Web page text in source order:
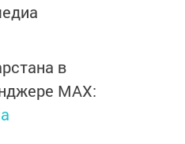
в
MАХ: